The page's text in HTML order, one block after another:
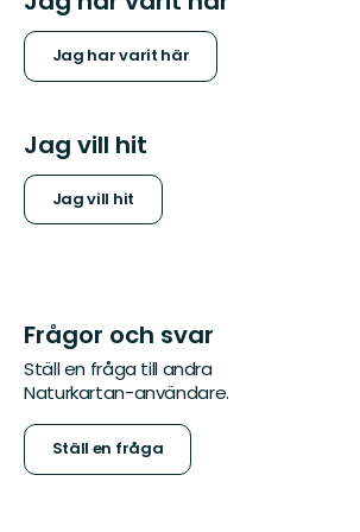
Jag har varit här
Jag vill hit
Jag vill hit
Frågor och svar
Ställ en fråga till andra
Naturkartan-användare.
Ställ en fråga